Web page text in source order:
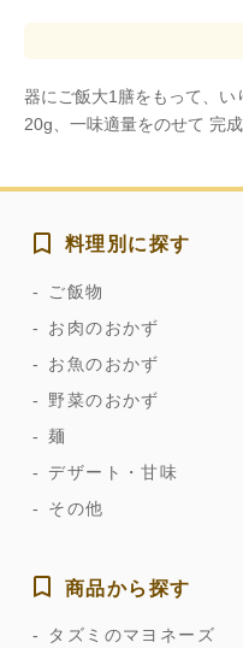
器にご飯大1膳をもって、
20g、一味適量をのせて 完成
料理別に探す
ご飯物
お肉のおかず
お魚のおかず
野菜のおかず
麺
デザート・甘味
その他
商品から探す
タズミのマヨネーズ